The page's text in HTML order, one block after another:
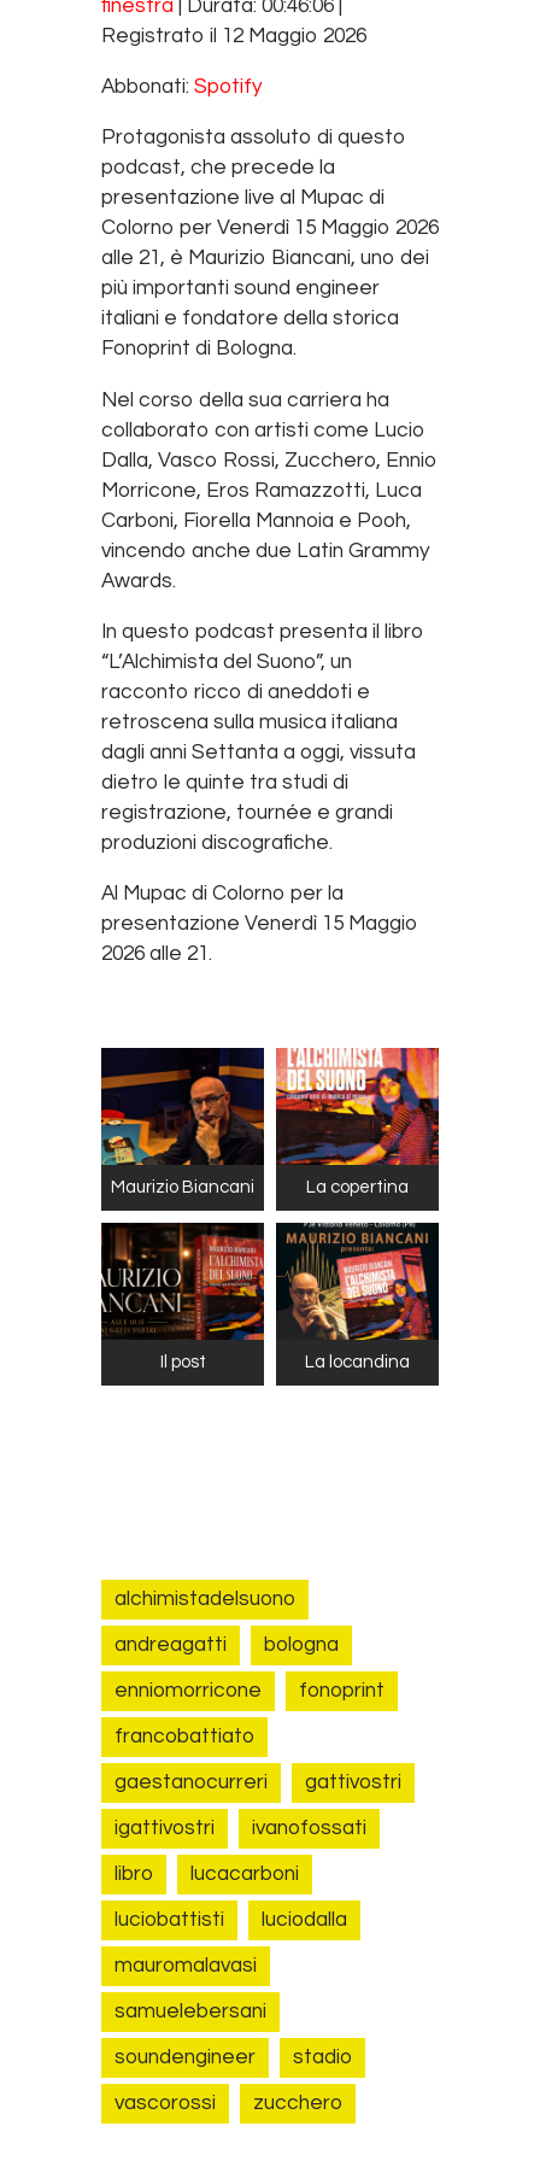
Spotify
RSS FEED
SHARE
finestra
Durata: 00:46:06
Registrato il 12 Maggio 2026
Abbonati: Spotify
Protagonista assoluto di questo
podcast, che precede la
presentazione live al Mupac di
Colorno per Venerdì 15 Maggio 2026
alle 21, è Maurizio Biancani, uno dei
più importanti sound engineer
italiani e fondatore della storica
Fonoprint di Bologna.
Nel corso della sua carriera ha
collaborato con artisti come Lucio
Dalla, Vasco Rossi, Zucchero, Ennio
Morricone, Eros Ramazzotti, Luca
Carboni, Fiorella Mannoia e Pooh,
vincendo anche due Latin Grammy
Awards.
In questo podcast presenta il libro
“L’Alchimista del Suono”, un
racconto ricco di aneddoti e
retroscena sulla musica italiana
dagli anni Settanta a oggi, vissuta
dietro le quinte tra studi di
registrazione, tournée e grandi
produzioni discografiche.
Al Mupac di Colorno per la
presentazione Venerdì 15 Maggio
2026 alle 21.
Maurizio Biancani La copertina
Il post La locandina
alchimistadelsuono
andreagatti bologna
enniomorricone fonoprint
francobattiato
gaestanocurreri gattivostri
igattivostri ivanofossati
libro lucacarboni
luciobattisti luciodalla
mauromalavasi
samuelebersani
soundengineer stadio
vascorossi zucchero